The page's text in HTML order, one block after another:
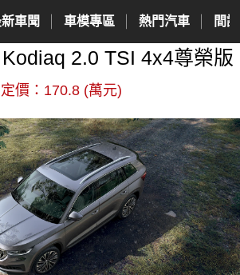
車聞 車模專區 熱門汽車 間
2.0 TSI 4x4尊榮版
定價：170.8 (萬元)